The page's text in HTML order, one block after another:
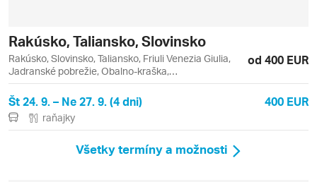
Rakúsko, Taliansko, Slovinsko
Rakúsko, Slovinsko, Taliansko, Friuli Venezia Giulia,
Jadranské pobrežie, Obalno-kraška,
Osrednjeslovenska, Podravska, Štajersko, Graz,
Lipica, Piran, Ptuj, Terst
od 400 EUR
Št 24. 9. – Ne 27. 9. (4 dni) 400 EUR
raňajky
Všetky termíny a možnosti